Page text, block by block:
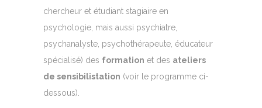
chercheur et étudiant stagiaire en
psychologie, mais aussi psychiatre,
psychanalyste, psychothérapeute, éducateur
spécialisé) des formation et des ateliers
de sensibilistation (voir le programme ci-
dessous).